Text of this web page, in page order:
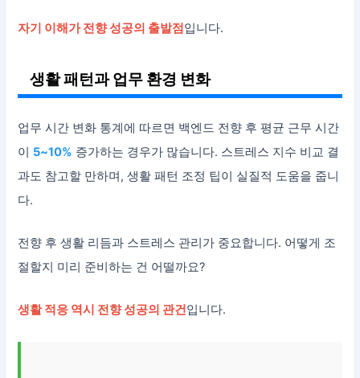
자기 이해가 전향 성공의 출발점입니다.
생활 패턴과 업무 환경 변화
업무 시간 변화 통계에 따르면 백엔드 전향 후 평균 근무 시간
이 5~10% 증가하는 경우가 많습니다. 스트레스 지수 비교 결
과도 참고할 만하며, 생활 패턴 조정 팁이 실질적 도움을 줍니
다.
전향 후 생활 리듬과 스트레스 관리가 중요합니다. 어떻게 조
절할지 미리 준비하는 건 어떨까요?
생활 적응 역시 전향 성공의 관건입니다.